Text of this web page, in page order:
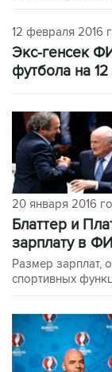
12 февраля 2016
Экс-генсек
футбола на 12
20 января 2016
Блаттер и
зарплату в
Размер зарплат,
спортивных